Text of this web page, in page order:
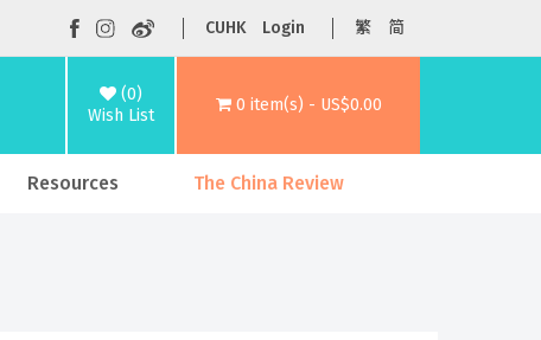
CUHK Login 繁 简
(0)
Wish List
0 item(s) - US$0.00
Resources The China Review